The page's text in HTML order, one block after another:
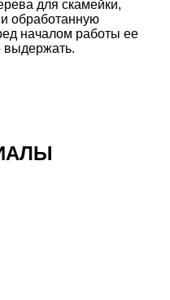
для скамейки,
обработанную
началом работы ее
выдержать.